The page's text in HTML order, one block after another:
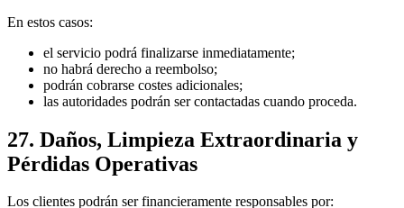
En estos casos:
el servicio podrá finalizarse inmediatamente;
no habrá derecho a reembolso;
podrán cobrarse costes adicionales;
las autoridades podrán ser contactadas cuando proceda.
27. Daños, Limpieza Extraordinaria y
Pérdidas Operativas
Los clientes podrán ser financieramente responsables por: